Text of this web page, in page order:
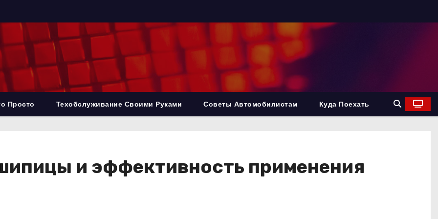
Просто Техобслуживание Своими Руками Советы Автомобилистам Куда Поехать
и эффективность применения